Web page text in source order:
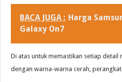
BACA JUGA : Harga
Galaxy On7
Di atas untuk memastikan setiap detail
dengan warna-warna cerah, perangkat